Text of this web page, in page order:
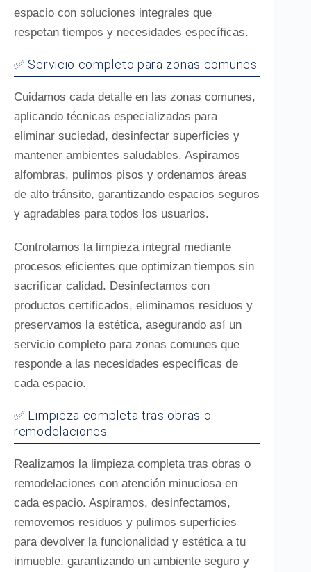
espacio con soluciones integrales que
respetan tiempos y necesidades específicas.
✅ Servicio completo para zonas comunes
Cuidamos cada detalle en las zonas comunes,
aplicando técnicas especializadas para
eliminar suciedad, desinfectar superficies y
mantener ambientes saludables. Aspiramos
alfombras, pulimos pisos y ordenamos áreas
de alto tránsito, garantizando espacios seguros
y agradables para todos los usuarios.
Controlamos la limpieza integral mediante
procesos eficientes que optimizan tiempos sin
sacrificar calidad. Desinfectamos con
productos certificados, eliminamos residuos y
preservamos la estética, asegurando así un
servicio completo para zonas comunes que
responde a las necesidades específicas de
cada espacio.
✅ Limpieza completa tras obras o
remodelaciones
Realizamos la limpieza completa tras obras o
remodelaciones con atención minuciosa en
cada espacio. Aspiramos, desinfectamos,
removemos residuos y pulimos superficies
para devolver la funcionalidad y estética a tu
inmueble, garantizando un ambiente seguro y